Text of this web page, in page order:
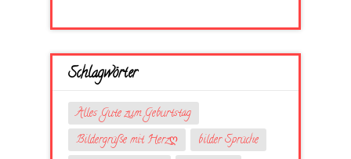
Schlagwörter
Alles Gute zum Geburtstag
Bildergrüße mit Herzღ
bilder Sprüche